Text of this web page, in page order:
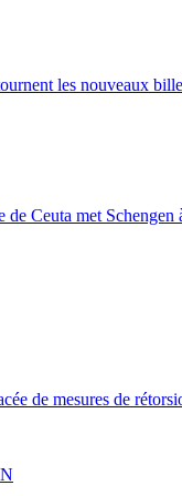
les nouveaux
Ceuta met Schengen
de mesures de